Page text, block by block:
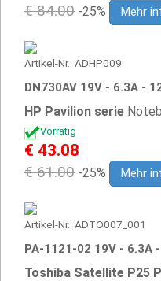
€ 84.00 -25% Mehr
Artikel-Nr.: ADHP009
DN730AV 19V - 6.3A -
HP Pavilion serie
Vorrätig
€ 43.08
€ 61.00 -25% Mehr
Artikel-Nr.: ADTO007_001
PA-1121-02 19V - 6.3A
Toshiba Satellite P25